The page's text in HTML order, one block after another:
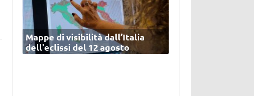
Mappe di visibilità dall’Italia
dell'eclissi del 12 agosto